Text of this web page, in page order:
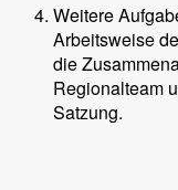
Weitere
Arbeitsweise
die
Regionalteam
Satzung.